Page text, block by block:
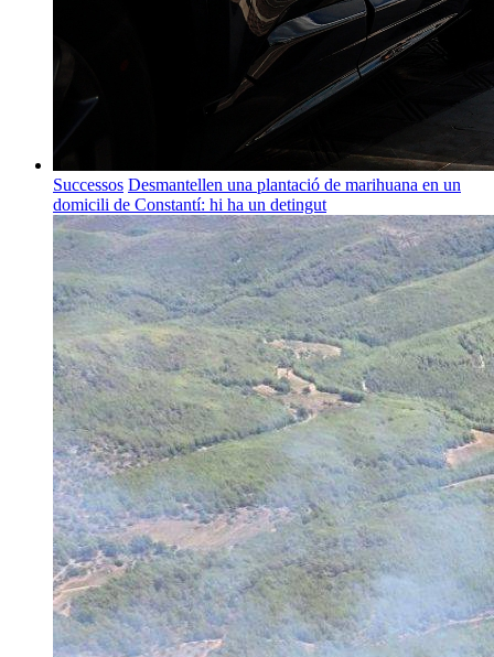
Successos Desmantellen una plantació de marihuana en un
domicili de Constantí: hi ha un detingut